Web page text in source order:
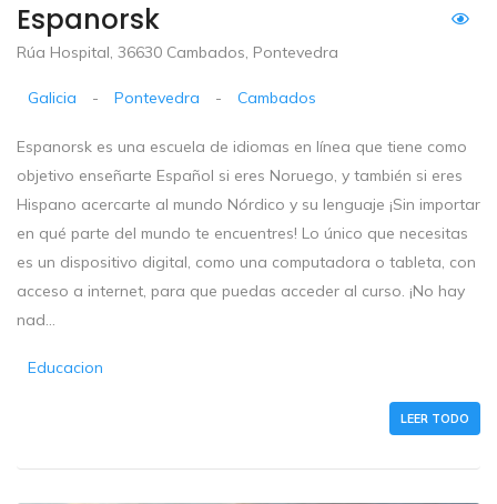
Espanorsk
Rúa Hospital, 36630 Cambados, Pontevedra
Galicia - Pontevedra - Cambados
Espanorsk es una escuela de idiomas en línea que tiene como
objetivo enseñarte Español si eres Noruego, y también si eres
Hispano acercarte al mundo Nórdico y su lenguaje ¡Sin importar
en qué parte del mundo te encuentres! Lo único que necesitas
es un dispositivo digital, como una computadora o tableta, con
acceso a internet, para que puedas acceder al curso. ¡No hay
nad...
Educacion
LEER TODO